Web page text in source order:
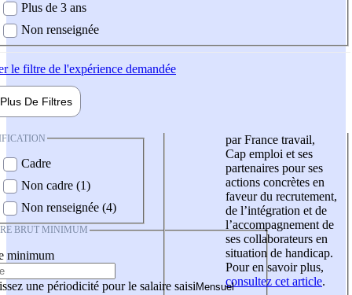
Plus de 3 ans
Non renseignée
le filtre de l'expérience demandée
Plus De Filtres
Cadre
Non cadre (1)
Non renseignée (4)
BRUT MINIMUM
minimum
une périodicité pour le salaire saisi
par France travail,
Cap emploi et ses
partenaires pour ses
actions concrètes en
faveur du recrutement,
de l’intégration et de
l’accompagnement de
ses collaborateurs en
situation de handicap.
Pour en savoir plus,
consultez cet article.